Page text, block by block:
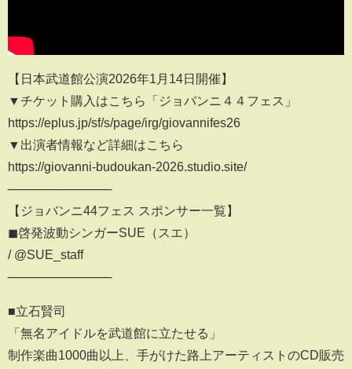
【日本武道館公演2026年1月14日開催】
▼チケット購入はこちら「ジョバンニ４４フェス」
https://eplus.jp/sf/s/page/irg/giovannifes26
▼出演者情報など詳細はこちら
https://giovanni-budoukan-2026.studio.site/
────────────
【ジョバンニ44フェス スポンサー一覧】
◼︎啓発波動シンガーSUE（スエ）
/ @SUE_staff
────────────
■立石賢司
「無名アイドルを武道館に立たせる」
制作楽曲1000曲以上、手がけた路上アーティストのCD販売